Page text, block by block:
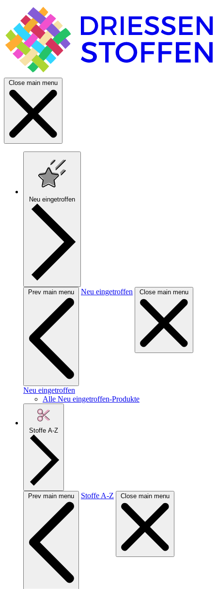
Close main menu
Neu eingetroffen
Prev main menu Neu eingetroffen Close main menu
Neu eingetroffen
Alle Neu eingetroffen-Produkte
Stoffe A-Z
Prev main menu Stoffe A-Z Close main menu